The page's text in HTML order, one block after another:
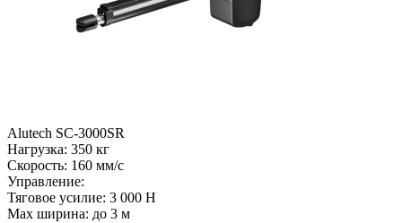
Alutech SC-3000SR
Нагрузка: 350 кг
Скорость: 160 мм/с
Управление:
Тяговое усилие: 3 000 Н
Max ширина: до 3 м